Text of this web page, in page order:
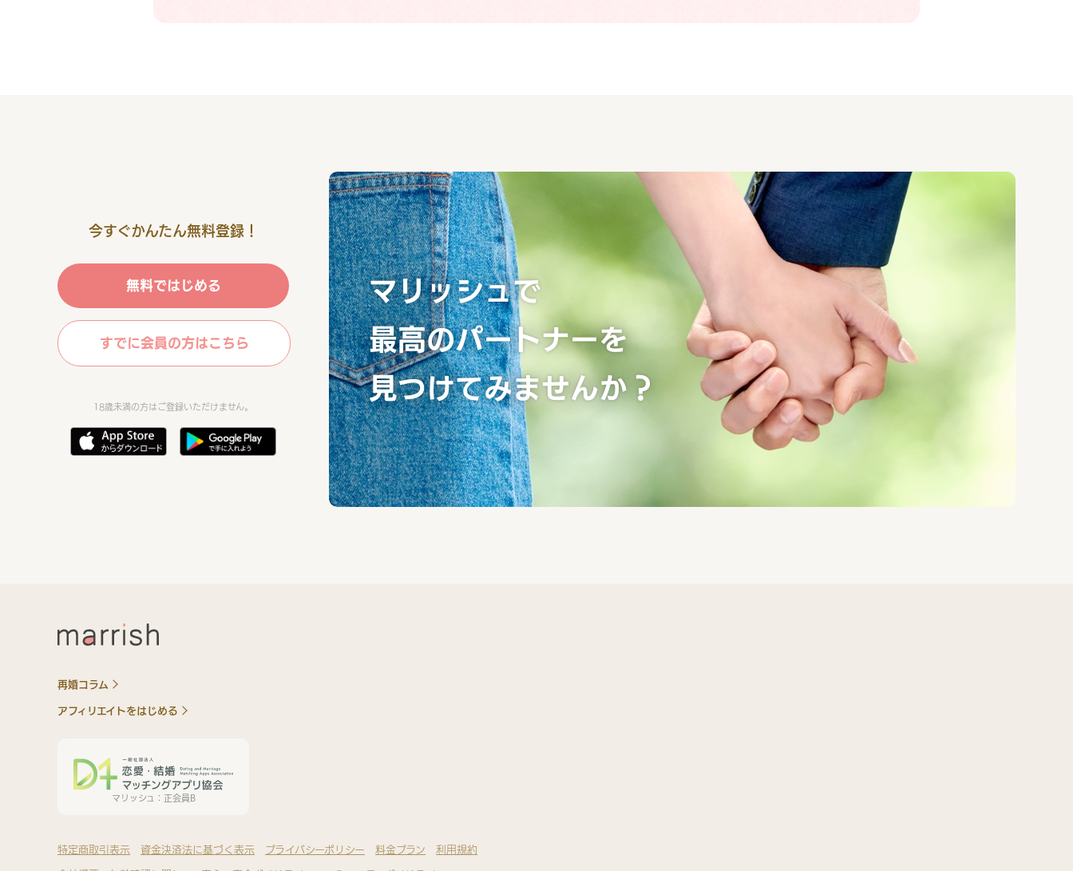
今すぐかんたん無料登録！
無料ではじめる
すでに会員の方はこちら
18歳未満の方はご登録いただけません。
マリッシュで
最高のパートナーを
見つけてみませんか？
再婚コラム
アフィリエイトをはじめる
マリッシュ：正会員B
特定商取引表示 資金決済法に基づく表示 プライバシーポリシー 料金プラン 利用規約